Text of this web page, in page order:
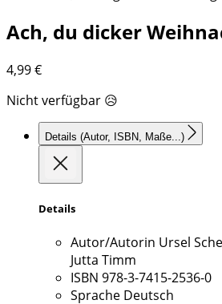
Ach, du dicker
4,99€
Nicht verfügbar 😥
Details (Autor, ISBN, Maße...)
Details
Autor/Autorin Ursel
Jutta Timm
ISBN 978-3-7415-2536-0
Sprache Deutsch